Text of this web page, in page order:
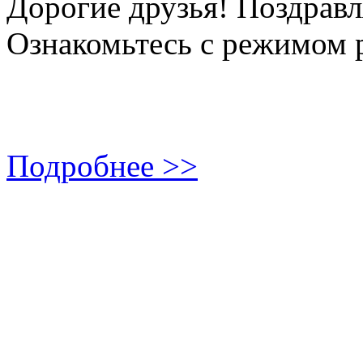
Ознакомьтесь с режимом
Подробнее >>